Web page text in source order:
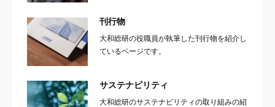
刊行物
大和総研の役職員が執筆した刊行物を紹介し
ているページです。
サステナビリティ
大和総研のサステナビリティの取り組みの紹